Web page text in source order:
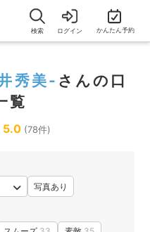
検索 ログイン かんたん予約
秀美- さんの口
覧
5.0 (78件)
写真あり